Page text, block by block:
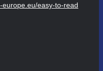
europe.eu/easy-to-read